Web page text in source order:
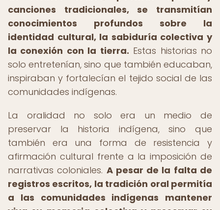
canciones tradicionales, se transmitían
conocimientos profundos sobre la
identidad cultural, la sabiduría colectiva y
la conexión con la tierra. Estas historias no
solo entretenían, sino que también educaban,
inspiraban y fortalecían el tejido social de las
comunidades indígenas.
La oralidad no solo era un medio de
preservar la historia indígena, sino que
también era una forma de resistencia y
afirmación cultural frente a la imposición de
narrativas coloniales. A pesar de la falta de
registros escritos, la tradición oral permitía
a las comunidades indígenas mantener